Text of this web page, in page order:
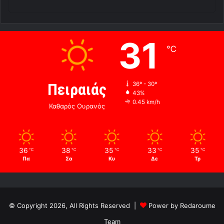
Πειραιάς
Καθαρός Ουρανός
31 ℃
36º - 30º
43%
0.45 km/h
36 ℃
Πα
38 ℃
Σα
35 ℃
Κυ
33 ℃
Δε
35 ℃
Τρ
© Copyright 2026, All Rights Reserved |
Power by Redaroume
Team